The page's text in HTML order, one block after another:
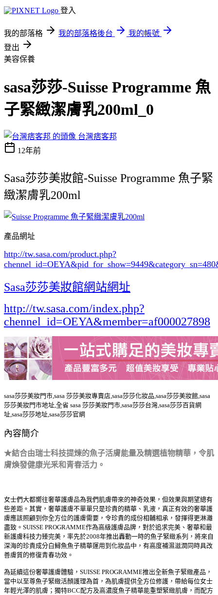
登入
我的部落格 我的部落格後台
我的帳號
登出
美容保養
sasa莎莎-Suisse Programme 魚
子緊緻潔膚乳200ml_0
台灣痞客邦
12年前
Sasa莎莎美妝館-Suisse Programme 魚子緊
緻潔膚乳200ml
產品網址
http://tw.sasa.com/product.php?
chennel_id=OEYA&pid_for_show=9449&category_sn=480
Sasa莎莎美妝館網站網址
http://tw.sasa.com/index.php?
chennel_id=OEYA&member=af000027898
sasa莎莎美妝門市,sasa 莎莎美妝專賣店,sasa莎莎化妝品,sasa莎莎美妝館,sasa
莎莎美妝門市地址,全省 sasa 莎莎美妝門市,sasa莎莎台灣,sasa莎莎百貨網
址,sasa莎莎地址,sasa莎莎官網
內容簡介
★結合由瑞士科技提煉的魚子活膚能量及精選植物精華，令肌
膚煥發健康光釆和青春活力。
女士們大都嚮往奢華護膚品為我們肌膚帶來的神奇效果，但效果與期望總有
些差距。其實，奢華護膚不單單只是珍貴的精華、乳液，真正有效的奢華護
膚應該照顧到你全方位的護膚需要，令珍貴的成份相輔相承，發揮得更淋灕
盡致。SUISSE PROGRAMME作為高級護膚品牌，對於追求完美、奢華和最
新護膚科技力臻完美，率先於2008年推出轟動一時的魚子緊緻系列，將來自
深海的珍貴成分白鱘魚魚子精華運用到化妝品中，有高度補濕滋潤同時具改
善膚質的修復青春功效。
為延續這份奢華護膚體驗，SUISSE PROGRAMME推出全新魚子緊緻產品，
當中以至尊魚子緊緻活顏護理為首，為肌膚提供全方位修護，帶給每位女士
年輕光澤的肌膚；獨特BCC配方及高濃度魚子精華能重塑緊緻肌膚，而配方